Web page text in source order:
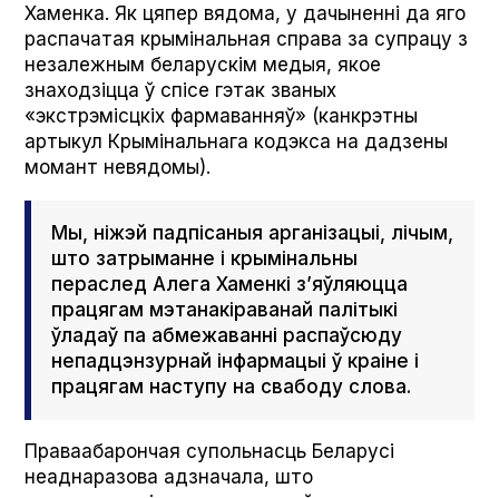
Хаменка. Як цяпер вядома, у дачыненні да яго
распачатая крымінальная справа за супрацу з
незалежным беларускім медыя, якое
знаходзіцца ў спісе гэтак званых
«экстрэмісцкіх фармаванняў» (канкрэтны
артыкул Крымінальнага кодэкса на дадзены
момант невядомы).
Мы, ніжэй падпісаныя арганізацыі, лічым,
што затрыманне і крымінальны
пераслед Алега Хаменкі з’яўляюцца
працягам мэтанакіраванай палітыкі
ўладаў па абмежаванні распаўсюду
непадцэнзурнай інфармацыі ў краіне і
працягам наступу на свабоду слова.
Праваабарончая супольнасць Беларусі
неаднаразова адзначала, што